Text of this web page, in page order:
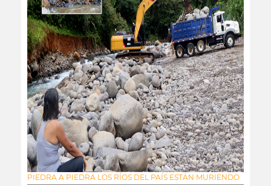
PIEDRA A PIEDRA LOS RÍOS DEL PAÍS ESTÁN MURIENDO